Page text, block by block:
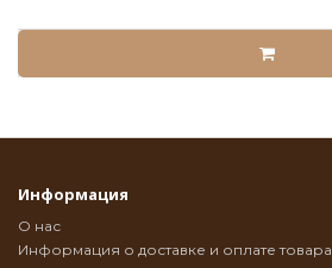
Информация
О нас
Информация о доставке и оплате товара